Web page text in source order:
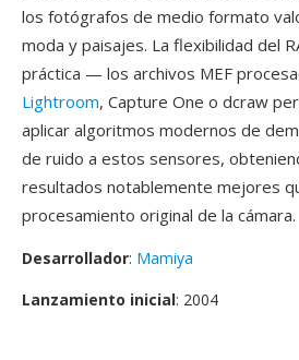
los fotógrafos de medio formato
moda y paisajes. La flexibilidad del
práctica — los archivos MEF
Lightroom, Capture One o dcraw
aplicar algoritmos modernos de
de ruido a estos sensores,
resultados notablemente mejores
procesamiento original de la cámara.
Desarrollador: Mamiya
Lanzamiento inicial: 2004